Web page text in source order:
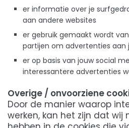
er informatie over je
aan andere websites
er gebruik gemaakt wordt
partijen om advertenties aan
er op basis van jouw social
interessantere advertenties
Overige / onvoorziene
Door de manier waarop
werken, kan het zijn dat wij